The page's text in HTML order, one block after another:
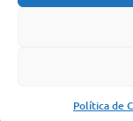
Política de
COLEGIO
ACCESO